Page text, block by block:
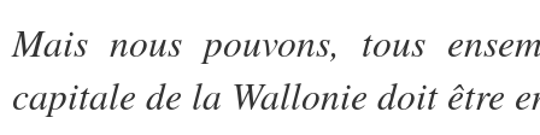
Mais nous pouvons, tous
capitale de la Wallonie doit être